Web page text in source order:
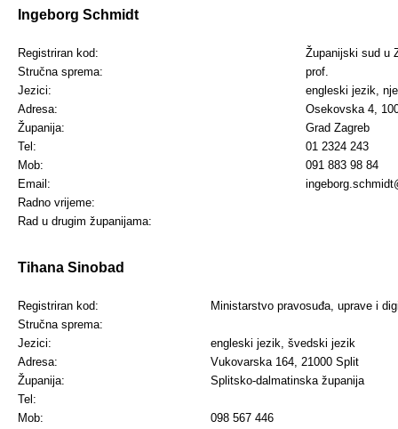
Ingeborg Schmidt
Registriran kod:
Županijski sud u
Stručna sprema:
prof.
Jezici:
engleski jezik,
Adresa:
Osekovska 4,
Županija:
Grad Zagreb
Tel:
01 2324 243
Mob:
091 883 98 84
Email:
Radno vrijeme:
Rad u drugim županijama:
Tihana Sinobad
Registriran kod:
Ministarstvo pravosuđa, uprave i
Stručna sprema:
Jezici:
engleski jezik, švedski jezik
Adresa:
Vukovarska 164, 21000 Split
Županija:
Splitsko-dalmatinska županija
Tel:
Mob:
098 567 446